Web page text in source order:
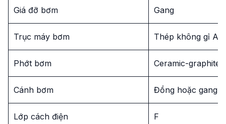
Giá đỡ bơm Gang
Trục máy bơm Thép không gỉ
Phớt bơm Ceramic-graphite
Cánh bơm Đồng hoặc gang
Lớp cách điện F